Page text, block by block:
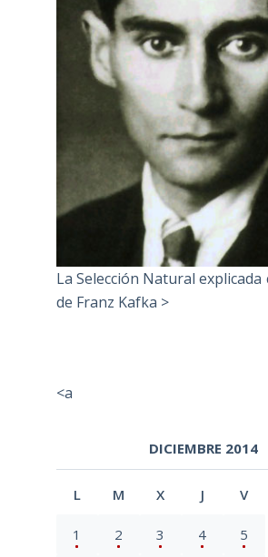
La Selección Natural explicada
de Franz Kafka >
<a
DICIEMBRE 2014
L M X J V
1 2 3 4 5